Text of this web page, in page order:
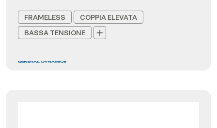
FRAMELESS
COPPIA ELEVATA
BASSA TENSIONE